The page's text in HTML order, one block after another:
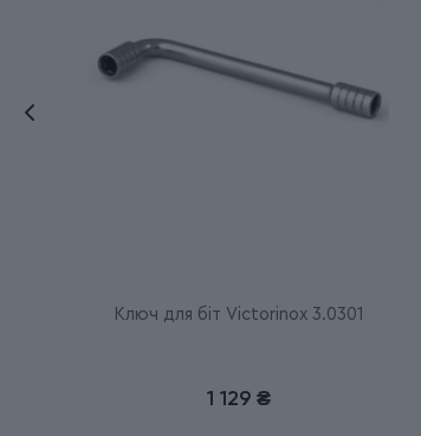
Ключ для біт Victorinox 3.0301
1 129 ₴